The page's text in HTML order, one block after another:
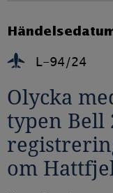
L-94/24
Olycka
typen Bell
om